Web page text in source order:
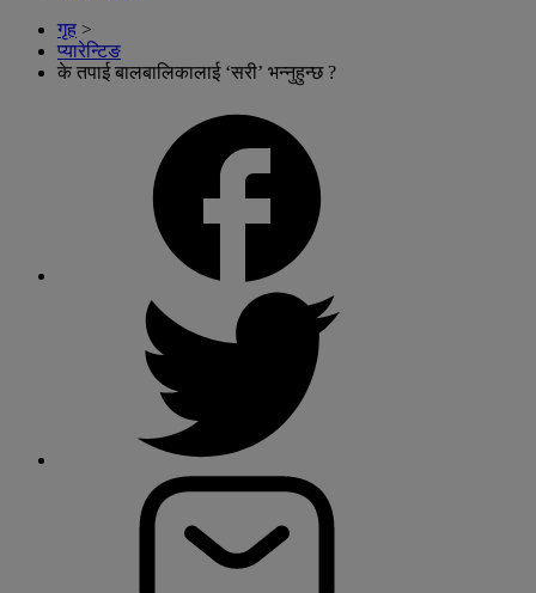
गृह >
प्यारेन्टिङ
के तपाई बालबालिकालाई ‘सरी’ भन्नुहुन्छ ?